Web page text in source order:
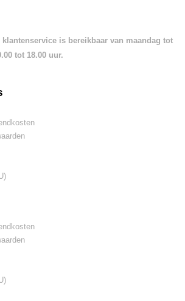
klantenservice is bereikbaar van maandag tot
tot 18.00 uur.